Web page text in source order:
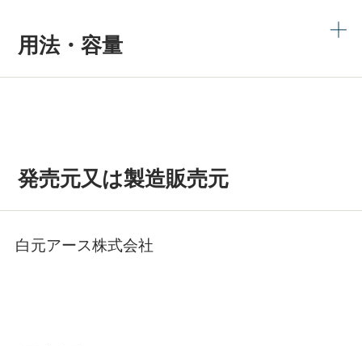
用法・容量
発売元又は製造販売元
白元アース株式会社